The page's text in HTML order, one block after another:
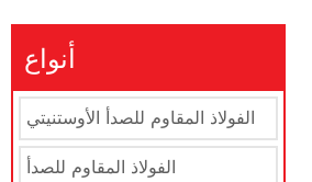
أنواع
الفولاذ المقاوم للصدأ الأوستنيتي
الفولاذ المقاوم للصدأ